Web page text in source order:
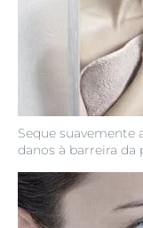
Seque suavemente
danos à barreira da